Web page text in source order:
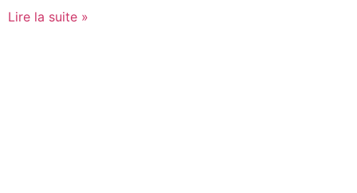
Lire la suite »